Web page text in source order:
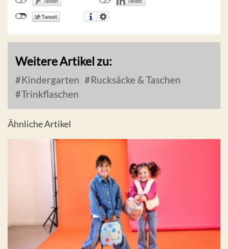
Weitere Artikel zu:
Kindergarten
Rucksäcke & Taschen
Trinkflaschen
Ähnliche Artikel